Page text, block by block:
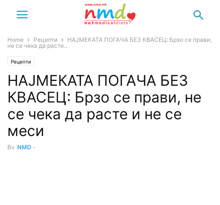
Home Рецепти
НАЈМЕКАТА ПОГАЧА БЕЗ КВАСЕЦ: Брзо се прави,
не се чека да расте...
Рецепти
НАЈМЕКАТА ПОГАЧА БЕЗ
КВАСЕЦ: Брзо се прави, не
се чека да расте и не се
меси
By NMD -